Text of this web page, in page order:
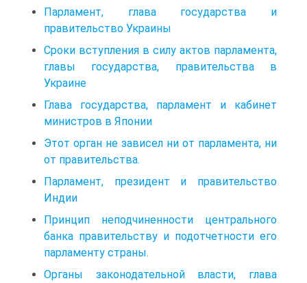
Парламент, глава государства и
правительство Украины
Сроки вступления в силу актов парламента,
главы государства, правительства в
Украине
Глава государства, парламент и кабинет
министров в Японии
Этот орган не зависел ни от парламента, ни
от правительства.
Парламент, президент и правительство
Индии
Принцип неподчиненности центрального
банка правительству и подотчетности его
парламенту страны.
Органы законодательной власти, глава